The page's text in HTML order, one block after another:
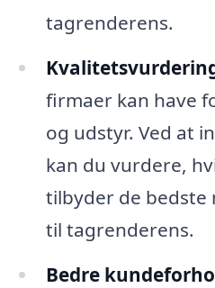
tagrenderens.
firmaer kan have
og udstyr. Ved at
kan du vurdere,
tilbyder de
til tagrenderens.
Bedre